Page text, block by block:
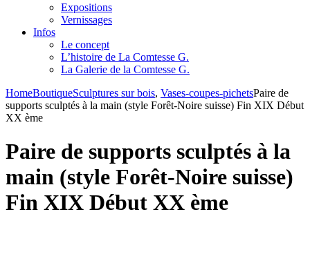
Expositions
Vernissages
Infos
Le concept
L’histoire de La Comtesse G.
La Galerie de la Comtesse G.
HomeBoutiqueSculptures sur bois, Vases-coupes-pichetsPaire de
supports sculptés à la main (style Forêt-Noire suisse) Fin XIX Début
XX ème
Paire de supports sculptés à la
main (style Forêt-Noire suisse)
Fin XIX Début XX ème